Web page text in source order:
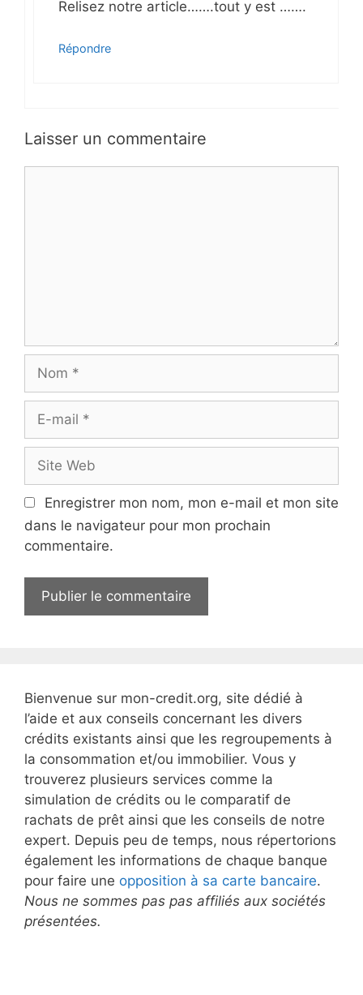
Relisez notre article…….tout y est …….
Répondre
Laisser un commentaire
r
m
m
l
t
e
b
Enregistrer mon nom, mon e-mail et mon site
dans le navigateur pour mon prochain
commentaire.
Bienvenue sur mon-credit.org, site dédié à
l’aide et aux conseils concernant les divers
crédits existants ainsi que les regroupements à
la consommation et/ou immobilier. Vous y
trouverez plusieurs services comme la
simulation de crédits ou le comparatif de
rachats de prêt ainsi que les conseils de notre
expert. Depuis peu de temps, nous répertorions
également les informations de chaque banque
pour faire une opposition à sa carte bancaire.
Nous ne sommes pas pas affiliés aux sociétés
présentées.